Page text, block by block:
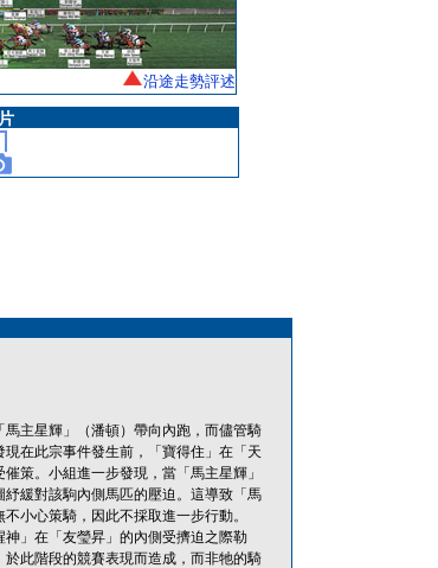
沿途走勢評述
主星輝」（潘頓）帶向內跑，而儘管騎
在此宗事件發生前，「寶得住」在「天
策。小組進一步發現，當「馬主星輝」
緩對該駒內側馬匹的壓迫。這導致「馬
小心策騎，因此不採取進一步行動。
」在「友瑩昇」的內側受擠迫之際勒
此階段的競賽表現而造成，而非牠的騎